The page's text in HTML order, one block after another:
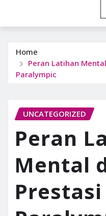
Home
Peran Latihan
Paralympic
UNCATEGORIZED
Peran
Mental